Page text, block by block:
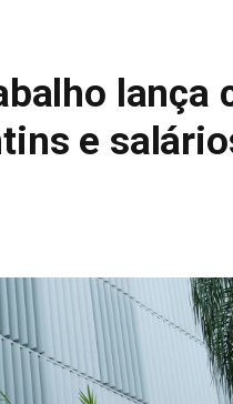
lança
e